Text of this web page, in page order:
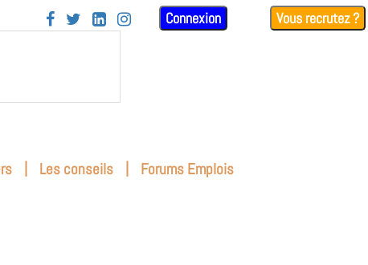
    Connexion Vous recrutez ?
| Les conseils | Forums Emplois